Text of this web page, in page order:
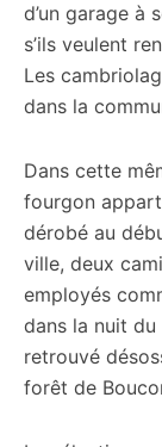
d’un garage à
s’ils veulent
Les
dans la
Dans cette
fourgon
dérobé au
ville, deux
employés
dans la nuit du
retrouvé
forêt de